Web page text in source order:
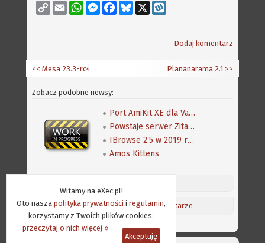
Witamy na eXec.pl!
Oto nasza polityka prywatności i regulamin,
korzystamy z Twoich plików cookies:
przeczytaj o nich więcej »
Akceptuję
Copy
Link
Email WhatsAppMessenger
FacebookBluesky
Dodaj komentarz
Plananarama 2.1 >>
<< Mesa 23.3-rc4
Zobacz podobne newsy:
Port AmiKit XE dla Vampire Standalone
Powstaje serwer ZitaFTP
IBrowse 2.5 w 2019 roku?
Amos Kittens
Aktualności/Ostatnie komentarze